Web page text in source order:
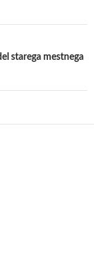
starega mestnega